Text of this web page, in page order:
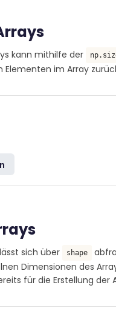
kann mithilfe der
Elementen im Array
sich über shape
Dimensionen des
für die Erstellung der